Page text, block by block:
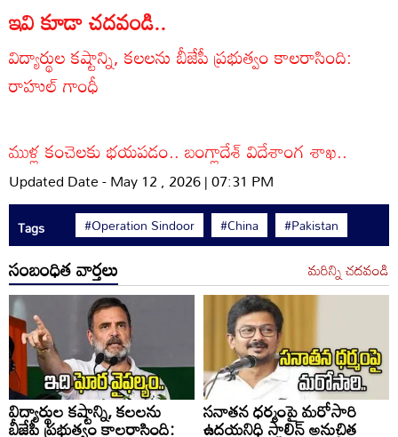
ఇవి కూడా చదవండి..
విద్యార్థుల కష్టాన్ని, కలలను బీజేపీ ప్రభుత్వం కాలరాసింది:
రాహుల్ గాంధీ
ముళ్ల కంచెలకు భయపడం.. బంగ్లాదేశ్ విదేశాంగ శాఖ..
Updated Date - May 12 , 2026 | 07:31 PM
Tags #Operation Sindoor #China #Pakistan
సంబంధిత వార్తలు మరిన్ని చదవండి
విద్యార్థుల కష్టాన్ని, కలలను
బీజేపీ ప్రభుత్వం కాలరాసింది:
సనాతన ధర్మంపై మరోసారి
ఉదయనిధి స్టాలిన్ అనుచిత